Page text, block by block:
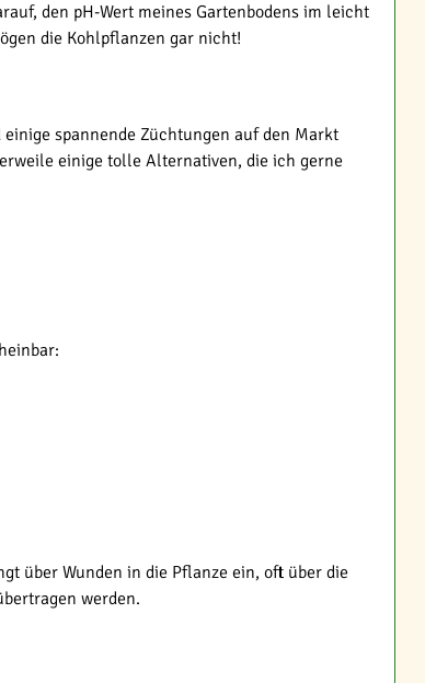
den pH-Wert meines Gartenbodens im leicht
die Kohlpflanzen gar nicht!
spannende Züchtungen auf den Markt
einige tolle Alternativen, die ich gerne
über Wunden in die Pflanze ein, oft über die
werden.